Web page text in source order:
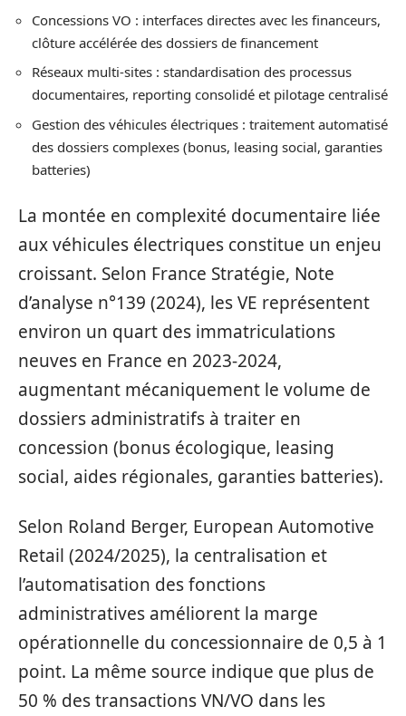
Concessions VO : interfaces directes avec les financeurs,
clôture accélérée des dossiers de financement
Réseaux multi-sites : standardisation des processus
documentaires, reporting consolidé et pilotage centralisé
Gestion des véhicules électriques : traitement automatisé
des dossiers complexes (bonus, leasing social, garanties
batteries)
La montée en complexité documentaire liée
aux véhicules électriques constitue un enjeu
croissant. Selon France Stratégie, Note
d’analyse n°139 (2024), les VE représentent
environ un quart des immatriculations
neuves en France en 2023-2024,
augmentant mécaniquement le volume de
dossiers administratifs à traiter en
concession (bonus écologique, leasing
social, aides régionales, garanties batteries).
Selon Roland Berger, European Automotive
Retail (2024/2025), la centralisation et
l’automatisation des fonctions
administratives améliorent la marge
opérationnelle du concessionnaire de 0,5 à 1
point. La même source indique que plus de
50 % des transactions VN/VO dans les